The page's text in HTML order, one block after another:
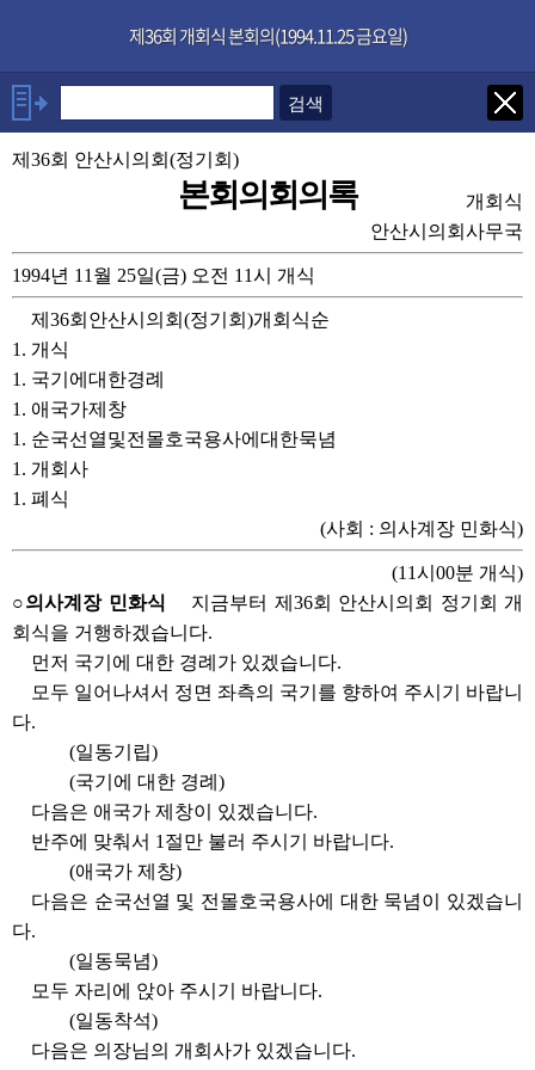
제36회 개회식 본회의(1994.11.25 금요일)
×
발언자
의장 안병권
선택취소
안건
부록
제36회 안산시의회(정기회)
본회의회의록
개회식
안산시의회사무국
1994년 11월 25일(금) 오전 11시 개식
제36회안산시의회(정기회)개회식순
1. 개식
1. 국기에대한경례
1. 애국가제창
1. 순국선열및전몰호국용사에대한묵념
1. 개회사
1. 폐식
(사회 : 의사계장 민화식)
(11시00분 개식)
○의사계장 민화식
지금부터 제36회 안산시의회 정기회 개
회식을 거행하겠습니다.
먼저 국기에 대한 경례가 있겠습니다.
모두 일어나셔서 정면 좌측의 국기를 향하여 주시기 바랍니
다.
(일동기립)
(국기에 대한 경례)
다음은 애국가 제창이 있겠습니다.
반주에 맞춰서 1절만 불러 주시기 바랍니다.
(애국가 제창)
다음은 순국선열 및 전몰호국용사에 대한 묵념이 있겠습니
다.
(일동묵념)
모두 자리에 앉아 주시기 바랍니다.
(일동착석)
다음은 의장님의 개회사가 있겠습니다.